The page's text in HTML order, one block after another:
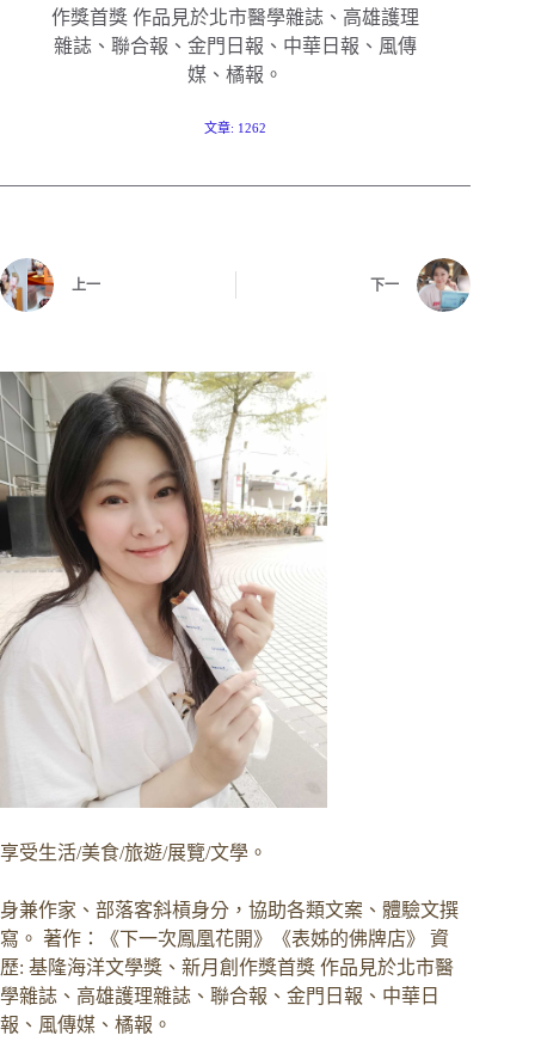
作獎首獎 作品見於北市醫學雜誌、高雄護理
雜誌、聯合報、金門日報、中華日報、風傳
媒、橘報。
文章: 1262
上一 下一
享受生活/美食/旅遊/展覽/文學。
身兼作家、部落客斜槓身分，協助各類文案、體驗文撰
寫。 著作：《下一次鳳凰花開》《表姊的佛牌店》 資
歷: 基隆海洋文學獎、新月創作獎首獎 作品見於北市醫
學雜誌、高雄護理雜誌、聯合報、金門日報、中華日
報、風傳媒、橘報。